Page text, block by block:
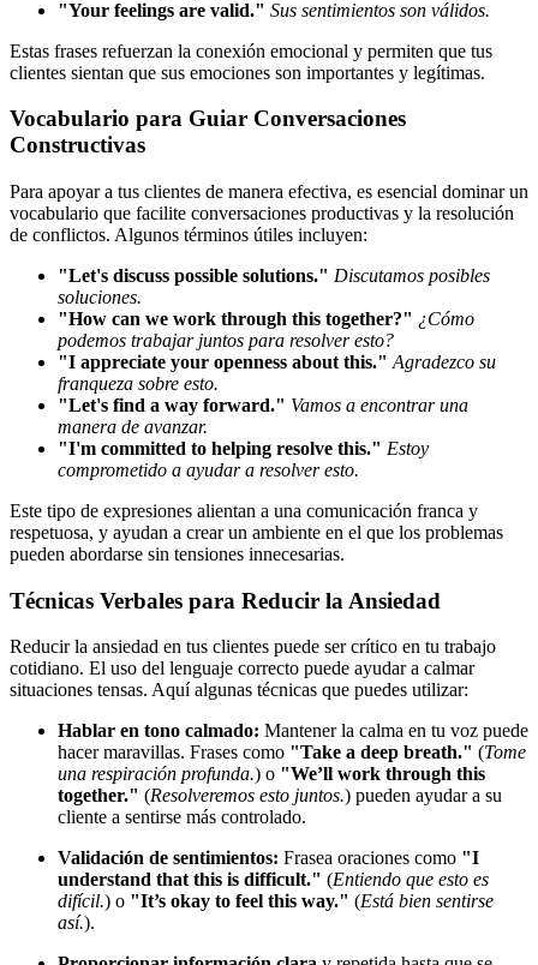
"Your feelings are valid." Sus sentimientos son válidos.
Estas frases refuerzan la conexión emocional y permiten que tus
clientes sientan que sus emociones son importantes y legítimas.
Vocabulario para Guiar Conversaciones
Constructivas
Para apoyar a tus clientes de manera efectiva, es esencial dominar un
vocabulario que facilite conversaciones productivas y la resolución
de conflictos. Algunos términos útiles incluyen:
"Let's discuss possible solutions." Discutamos posibles
soluciones.
"How can we work through this together?" ¿Cómo
podemos trabajar juntos para resolver esto?
"I appreciate your openness about this." Agradezco su
franqueza sobre esto.
"Let's find a way forward." Vamos a encontrar una
manera de avanzar.
"I'm committed to helping resolve this." Estoy
comprometido a ayudar a resolver esto.
Este tipo de expresiones alientan a una comunicación franca y
respetuosa, y ayudan a crear un ambiente en el que los problemas
pueden abordarse sin tensiones innecesarias.
Técnicas Verbales para Reducir la Ansiedad
Reducir la ansiedad en tus clientes puede ser crítico en tu trabajo
cotidiano. El uso del lenguaje correcto puede ayudar a calmar
situaciones tensas. Aquí algunas técnicas que puedes utilizar:
Hablar en tono calmado: Mantener la calma en tu voz puede
hacer maravillas. Frases como "Take a deep breath." (Tome
una respiración profunda.) o "We’ll work through this
together." (Resolveremos esto juntos.) pueden ayudar a su
cliente a sentirse más controlado.
Validación de sentimientos: Frasea oraciones como "I
understand that this is difficult." (Entiendo que esto es
difícil.) o "It’s okay to feel this way." (Está bien sentirse
así.).